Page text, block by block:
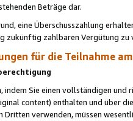
Beträge dar.
eine Überschusszahlung
zukünftig zahlbaren Vergütung zu
für die Teilnahme
indem Sie einen vollständigen
content) enthalten und über
verwenden, müssen